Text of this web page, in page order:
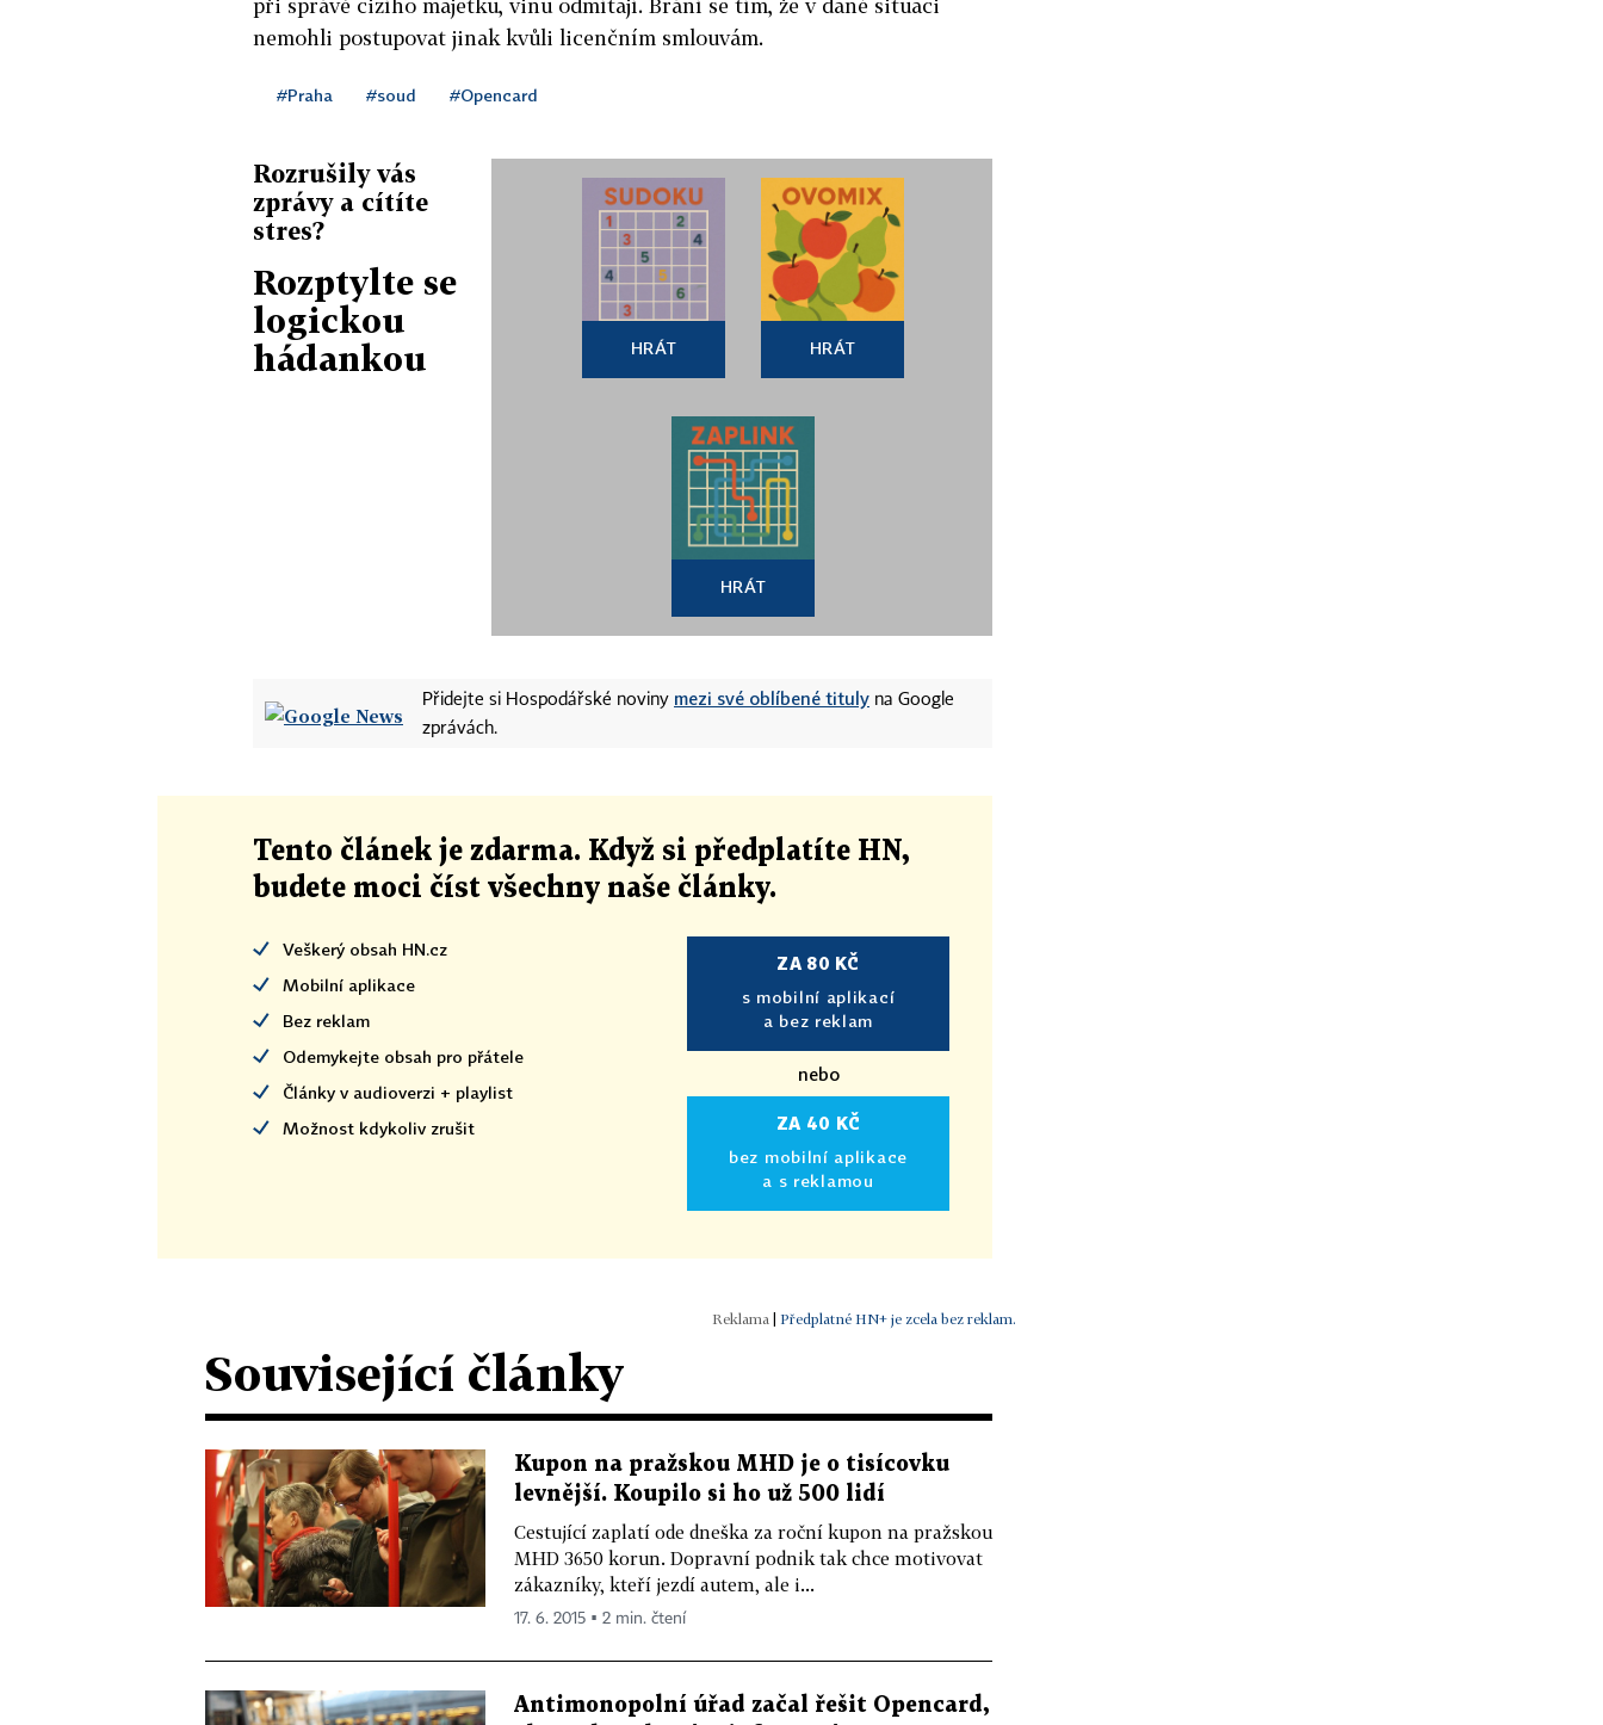
nemohli postupovat jinak kvůli licenčním smlouvám.
#Praha #soud #Opencard
Rozrušily vás
zprávy a cítíte
stres?
Rozptylte se
logickou
hádankou
HRÁT HRÁT
HRÁT
Přidejte si Hospodářské noviny mezi své oblíbené tituly na Google
zprávách.
Tento článek je zdarma. Když si předplatíte HN,
budete moci číst všechny naše články.
Veškerý obsah HN.cz
Mobilní aplikace
Bez reklam
Odemykejte obsah pro přátele
Články v audioverzi + playlist
Možnost kdykoliv zrušit
ZA 80 KČ
s mobilní aplikací
a bez reklam
nebo
ZA 40 KČ
bez mobilní aplikace
a s reklamou
| Předplatné HN+ je zcela bez reklam.
Související články
Kupon na pražskou MHD je o tisícovku
levnější. Koupilo si ho už 500 lidí
Cestující zaplatí ode dneška za roční kupon na pražskou
MHD 3650 korun. Dopravní podnik tak chce motivovat
zákazníky, kteří jezdí autem, ale i...
17. 6. 2015 ▪ 2 min. čtení
Antimonopolní úřad začal řešit Opencard,